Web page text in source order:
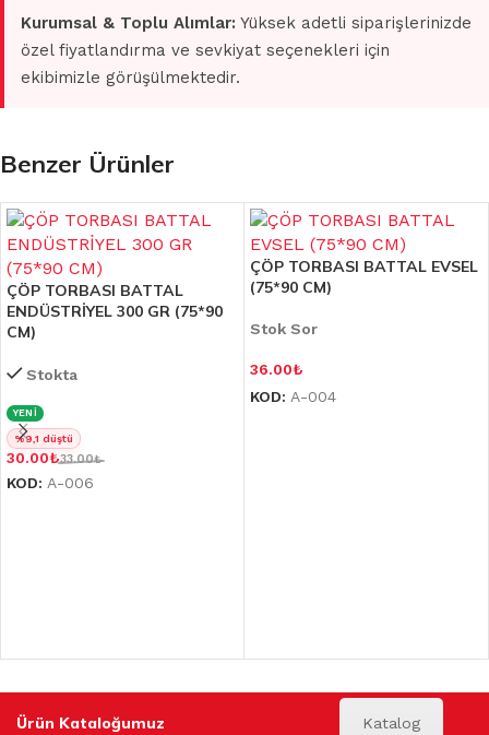
Kurumsal & Toplu Alımlar: Yüksek adetli siparişlerinizde
özel fiyatlandırma ve sevkiyat seçenekleri için
ekibimizle görüşülmektedir.
Benzer Ürünler
ÇÖP TORBASI BATTAL
ENDÜSTRİYEL 300 GR (75*90
CM)
Stokta
YENİ
%9,1 düştü
30.00₺33.00₺
KOD: A-006
ÇÖP TORBASI BATTAL EVSEL
(75*90 CM)
Stok Sor
36.00₺
KOD: A-004
Ürün Kataloğumuz Katalog